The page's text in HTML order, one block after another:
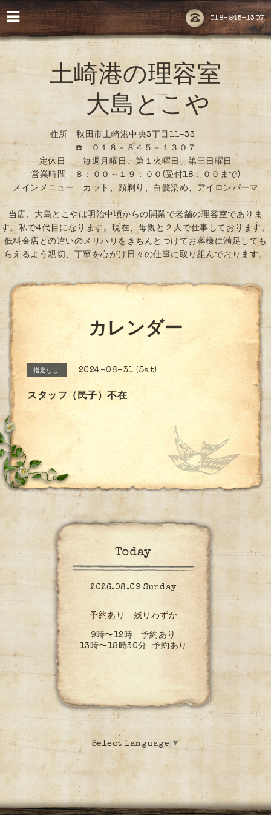
018-845-1307
土崎港の理容室
大島とこや
住所 秋田市土崎港中央3丁目11-33
☎️ ０１８－８４５－１３０７
定休日 毎週月曜日、第１火曜日、第三日曜日
営業時間 ８：００～１９：００(受付18：００まで)
メインメニュー カット、顔剃り、白髪染め、アイロンパーマ
当店、大島とこやは明治中頃からの開業で老舗の理容室でありま
す。私で4代目になります。現在、母親と２人で仕事しております。
低料金店との違いのメリハリをきちんとつけてお客様に満足しても
らえるよう親切、丁寧を心がけ日々の仕事に取り組んでおります。
カレンダー
指定なし 2024-08-31 (Sat)
スタッフ（民子）不在
Today
2026.08.09 Sunday
予約あり 残りわずか
9時〜12時 予約あり
13時〜18時30分 予約あり
Select Language ▼